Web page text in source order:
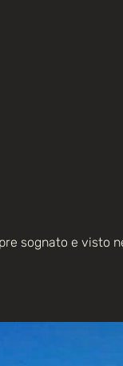
sognato e